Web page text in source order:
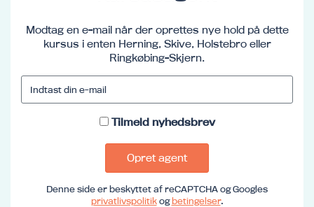
Modtag en e-mail når der oprettes nye hold på dette
kursus i enten Herning, Skive, Holstebro eller
Ringkøbing-Skjern.
Tilmeld nyhedsbrev
Opret agent
Denne side er beskyttet af reCAPTCHA og Googles
privatlivspolitikogbetingelser.